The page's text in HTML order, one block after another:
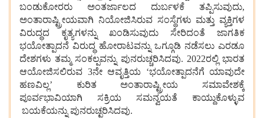
ಬಂಡುಕೋರರು ಅಂತರ್ಜಾಲದ ದುರ್ಬಳಕೆ ತಪ್ಪಿಸುವುದು,
ಅಂತಾರಾಷ್ಟ್ರೀಯವಾಗಿ ನಿಯೋಜಿಸಿರುವ ಸಂಸ್ಥೆಗಳು ಮತ್ತು ವ್ಯಕ್ತಿಗಳ
ವಿರುದ್ಧದ ಕೃತ್ಯಗಳನ್ನು ಖಂಡಿಸುವುದು ಸೇರಿದಂತೆ ಜಾಗತಿಕ
ಭಯೋತ್ಪಾದನೆ ವಿರುದ್ಧ ಹೋರಾಟವನ್ನು ಒಗ್ಗೂಡಿ ನಡೆಸಲು ಎರಡೂ
ದೇಶಗಳು ತಮ್ಮ ಸಂಕಲ್ಪವನ್ನು ಪುನರುಚ್ಚರಿಸಿದವು. 2022ರಲ್ಲಿ ಭಾರತ
ಆಯೋಜಿಸಲಿರುವ 3ನೇ ಆವೃತ್ತಿಯ ‘ಭಯೋತ್ಪಾದನೆಗೆ ಯಾವುದೇ
ಹಣವಿಲ್ಲ’ ಕುರಿತ ಅಂತಾರಾಷ್ಟ್ರೀಯ ಸಮಾವೇಶಕ್ಕೆ
ಪೂರ್ವಭಾವಿಯಾಗಿ ಸಕ್ರಿಯ ಸಮನ್ವಯತೆ ಕಾಯ್ದುಕೊಳ್ಳುವ
ಬಯಕೆಯನ್ನು ಪುನರುಚ್ಛರಿಸಿದವು.